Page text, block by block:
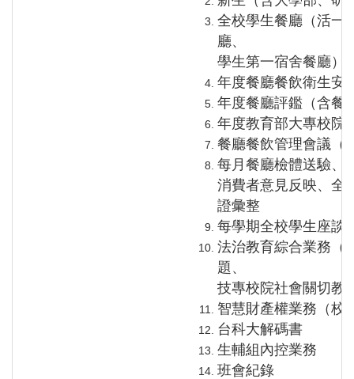
全校學生餐廳（活一
廳、
學生第一宿舍餐廳）
年度餐廳餐飲衛生安
年度餐廳評鑑（含餐
年度教育部大專校院
餐廳餐飲管理會議（
每月餐廳檢體送驗、
消費者意見反映、全
證彙整
每學期全校學生座談
法治教育綜合業務（
題、
技專校院社會關切教
智慧財產權業務（校
台科大解碼書
生輔組內控業務
班會紀錄